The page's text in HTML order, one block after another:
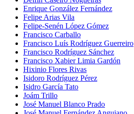
Enrique González Fernández
Felipe Arias Vila
Felipe-Senén López Gómez
Francisco Carballo
Francisco Luís Rodríguez Guerreiro
Francisco Rodríguez Sánchez
Francisco Xabier Limia Gardón
Hixinio Flores Rivas
Isidoro Rodríguez Pérez
Isidro García Tato
Joám Trillo
José Manuel Blanco Prado